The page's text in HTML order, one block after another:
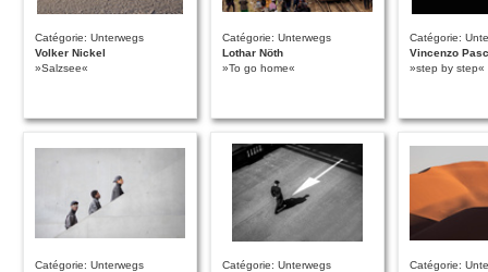
Catégorie: Unterwegs
Volker Nickel
»Salzsee«
Catégorie: Unterwegs
Lothar Nöth
»To go home«
Catégorie:
Vincenzo
»step by step«
Catégorie: Unterwegs
Catégorie: Unterwegs
Catégorie: